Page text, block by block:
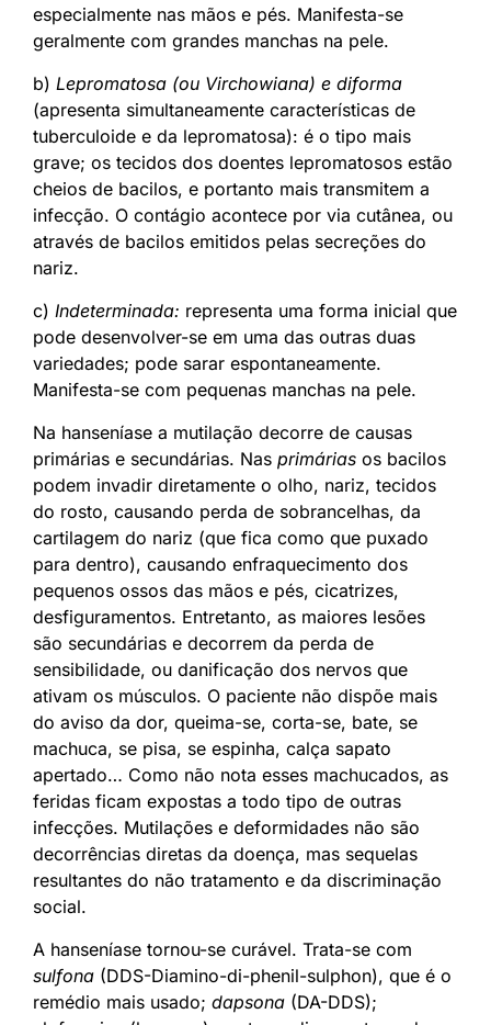
especialmente nas mãos e pés. Manifesta-se
geralmente com grandes manchas na pele.
b) Lepromatosa (ou Virchowiana) e diforma
(apresenta simultaneamente características de
tuberculoide e da lepromatosa): é o tipo mais
grave; os tecidos dos doentes lepromatosos estão
cheios de bacilos, e portanto mais transmitem a
infecção. O contágio acontece por via cutânea, ou
através de bacilos emitidos pelas secreções do
nariz.
c) Indeterminada: representa uma forma inicial que
pode desenvolver-se em uma das outras duas
variedades; pode sarar espontaneamente.
Manifesta-se com pequenas manchas na pele.
Na hanseníase a mutilação decorre de causas
primárias e secundárias. Nas primárias os bacilos
podem invadir diretamente o olho, nariz, tecidos
do rosto, causando perda de sobrancelhas, da
cartilagem do nariz (que fica como que puxado
para dentro), causando enfraquecimento dos
pequenos ossos das mãos e pés, cicatrizes,
desfiguramentos. Entretanto, as maiores lesões
são secundárias e decorrem da perda de
sensibilidade, ou danificação dos nervos que
ativam os músculos. O paciente não dispõe mais
do aviso da dor, queima-se, corta-se, bate, se
machuca, se pisa, se espinha, calça sapato
apertado… Como não nota esses machucados, as
feridas ficam expostas a todo tipo de outras
infecções. Mutilações e deformidades não são
decorrências diretas da doença, mas sequelas
resultantes do não tratamento e da discriminação
social.
A hanseníase tornou-se curável. Trata-se com
sulfona (DDS-Diamino-di-phenil-sulphon), que é o
remédio mais usado; dapsona (DA-DDS);